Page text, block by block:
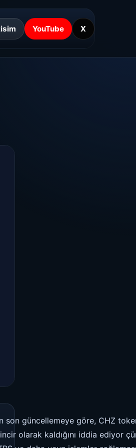
YouTube X
son güncellemeye göre, CHZ
olarak kaldığını iddia ediyor